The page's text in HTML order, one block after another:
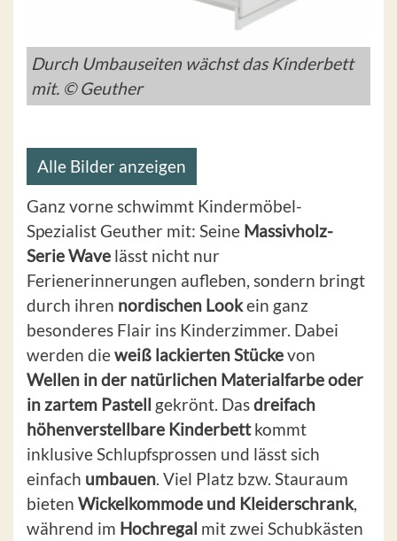
Durch Umbauseiten wächst das Kinderbett
mit. © Geuther
Alle Bilder anzeigen
Ganz vorne schwimmt Kindermöbel-
Spezialist Geuther mit: Seine Massivholz-
Serie Wave lässt nicht nur
Ferienerinnerungen aufleben, sondern bringt
durch ihren nordischen Lookein ganz
besonderes Flair ins Kinderzimmer. Dabei
werden dieweiß lackierten Stückevon
Wellen in der natürlichen Materialfarbe oder
in zartem Pastell gekrönt. Dasdreifach
höhenverstellbare Kinderbettkommt
inklusive Schlupfsprossen und lässt sich
einfach umbauen. Viel Platz bzw. Stauraum
bieten Wickelkommode und Kleiderschrank,
während im Hochregal mit zwei Schubkästen